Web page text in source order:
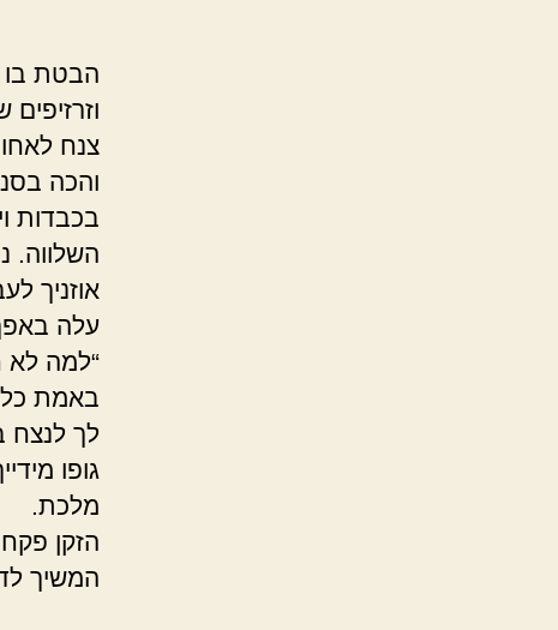
הבטת בו
צנח
והכה
בכבדות
השלווה.
אוזניך
עלה
“למה
באמת כל
לך לנצח
גופו
מלכת.
הזקן
המשיך